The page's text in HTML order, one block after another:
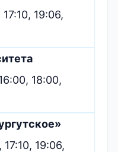
19:06,
18:00,
19:06,